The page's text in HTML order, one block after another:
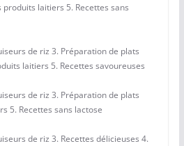
laitiers 5. Recettes sans
de riz 3. Préparation de plats
laitiers 5. Recettes savoureuses
de riz 3. Préparation de plats
5. Recettes sans lactose
de riz 3. Recettes délicieuses 4.